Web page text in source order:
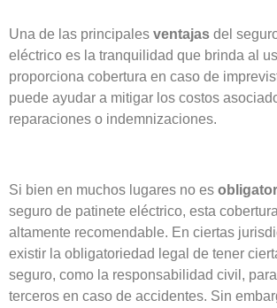
Una de las principales ventajas del
eléctrico es la tranquilidad que brinda al
proporciona cobertura en caso de
puede ayudar a mitigar los costos
reparaciones o indemnizaciones.
Si bien en muchos lugares no es
seguro de patinete eléctrico, esta
altamente recomendable. En ciertas
existir la obligatoriedad legal de tener
seguro, como la responsabilidad civil,
terceros en caso de accidentes. Sin